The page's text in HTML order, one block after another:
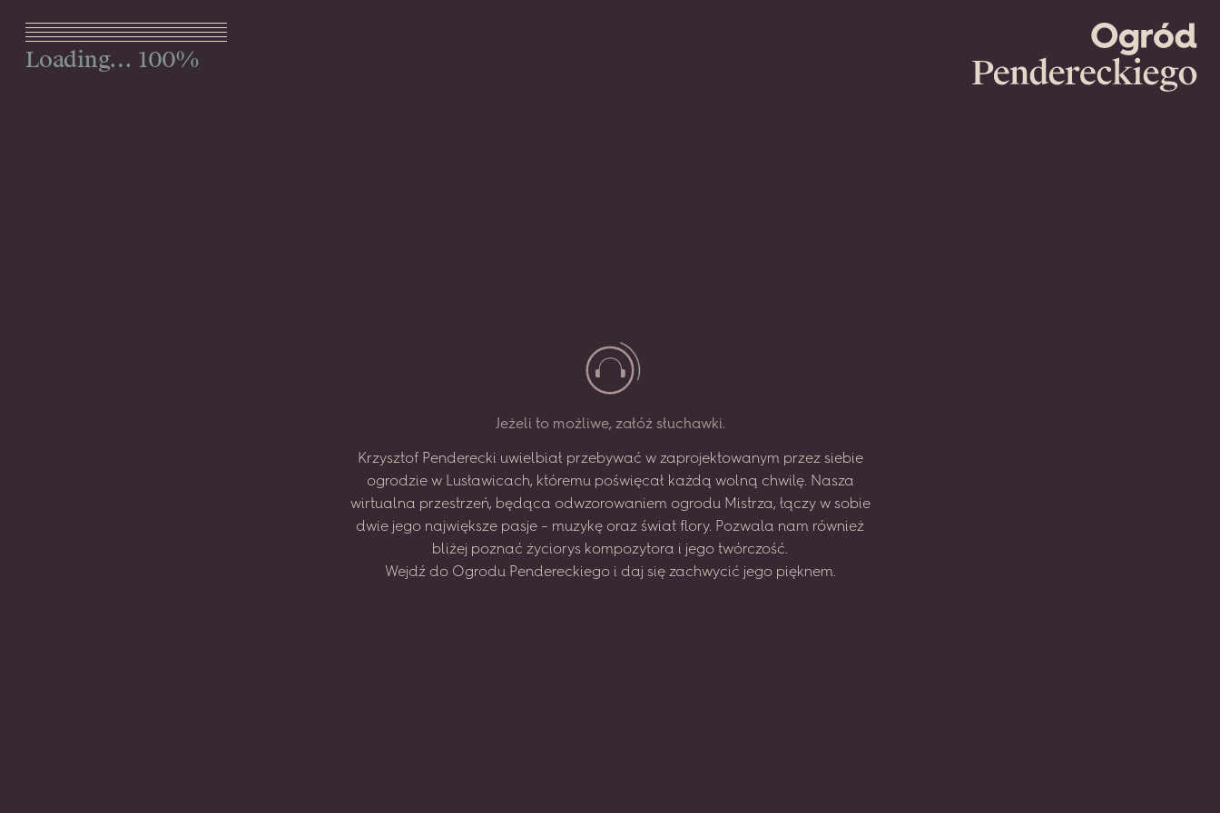
Jeżeli to możliwe, załóż słuchawki.
Krzysztof Penderecki uwielbiał przebywać w zaprojektowanym przez siebie
ogrodzie w Lusławicach, któremu poświęcał każdą wolną chwilę. Nasza
wirtualna przestrzeń, będąca odwzorowaniem ogrodu Mistrza, łączy w sobie
dwie jego największe pasje – muzykę oraz świat flory. Pozwala nam również
bliżej poznać życiorys kompozytora i jego twórczość.
Wejdź do Ogrodu Pendereckiego i daj się zachwycić jego pięknem.
Menu
100%